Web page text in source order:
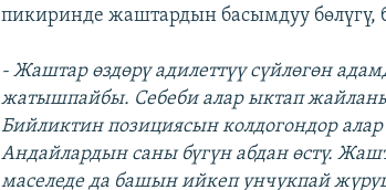
пикиринде жаштардын басымдуу бөлүгү,
- Жаштар өздөрү адилеттүү сүйлөгөн
жатышпайбы. Себеби алар ыктап
Бийликтин позициясын колдогондор
Андайлардын саны бүгүн абдан өстү.
маселеде да башын ийкеп унчукпай